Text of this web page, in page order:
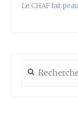
Le CHAF fait